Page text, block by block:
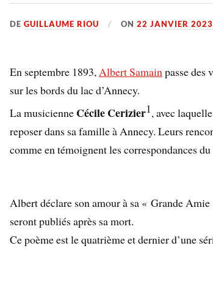
DEGUILLAUME RIOU ON22 JANVIER 2023
En septembre 1893,Albert Samainpasse des
sur les bords du lac d’Annecy.
La musicienne Cécile Cerizier1, avec
reposer dans sa famille à Annecy. Leurs
comme en témoignent les correspondances
Albert déclare son amour à sa « Grande
seront publiés après sa mort.
Ce poème est le quatrième et dernier d’une